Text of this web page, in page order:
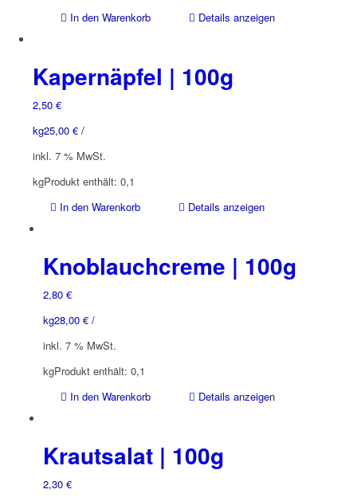
In den Warenkorb
Details anzeigen
Kapernäpfel | 100g
2,50 €
25,00 €/
kg
inkl. 7 % MwSt.
Produkt enthält: 0,1
kg
In den Warenkorb
Details anzeigen
Knoblauchcreme | 100g
2,80 €
28,00 €/
kg
inkl. 7 % MwSt.
Produkt enthält: 0,1
kg
In den Warenkorb
Details anzeigen
Krautsalat | 100g
2,30 €